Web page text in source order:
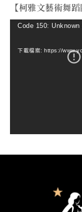
【柯雅文藝術舞
視Code 150: Unknown
下載檔案: https://